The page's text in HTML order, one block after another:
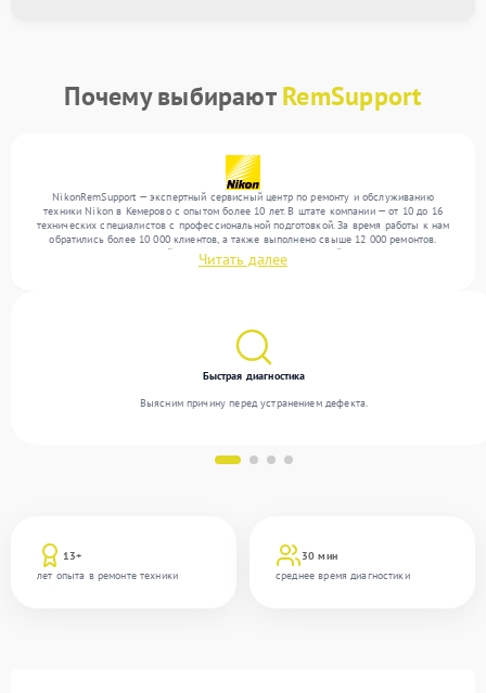
Почему выбираютRemSupport
NikonRemSupport — экспертный сервисный центр по ремонту и обслуживанию
техники Nikon в Кемерово с опытом более 10 лет. В штате компании — от 10 до 16
технических специалистов с профессиональной подготовкой. За время работы к нам
обратились более 10 000 клиентов, а также выполнено свыше 12 000 ремонтов.
Ежемесячно в сервисный центр поступает более 300 устройств, включая , , . Мы
беремся за задачи любой сложности и предлагаем стабильный уровень сервиса
Читать далее
13+
лет опыта в ремонте техники
30 мин
среднее время диагностики
Быстрая диагностика
Выясним причину перед устранением дефекта.